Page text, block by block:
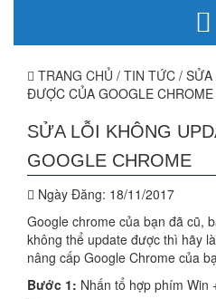
TRANG CHỦ / TIN TỨC / SỬA
ĐƯỢC CỦA GOOGLE CHROME
SỬA LỖI KHÔNG
GOOGLE CHROME
Ngày Đăng: 18/11/2017
Google chrome của bạn đã cũ,
không thể update được thì hãy
nâng cấp Google Chrome của
Bước 1: Nhấn tổ hợp phím Win